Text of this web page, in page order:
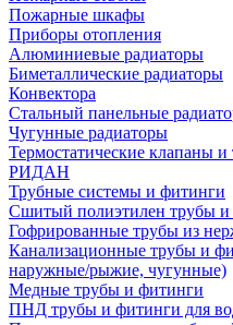
Пожарные шкафы
Приборы отопления
Алюминиевые радиаторы
Биметаллические радиаторы
Конвектора
Стальный панельные
Чугунные радиаторы
Термостатические клапаны и
РИДАН
Трубные системы и фитинги
Сшитый полиэтилен трубы
Гофрированные трубы из
Канализационные трубы и
наружные/рыжие, чугунные)
Медные трубы и фитинги
ПНД трубы и фитинги для